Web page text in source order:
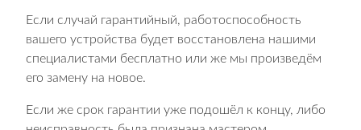
Если случай гарантийный, работоспособность
вашего устройства будет восстановлена нашими
специалистами бесплатно или же мы произведём
его замену на новое.
Если же срок гарантии уже подошёл к концу, либо